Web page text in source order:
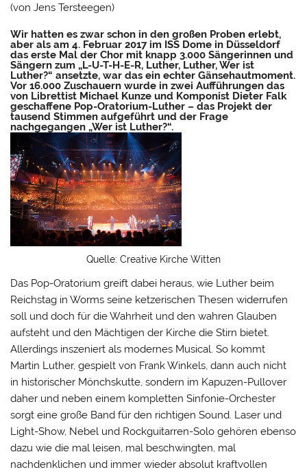
(von Jens Tersteegen)
Wir hatten es zwar schon in den großen Proben erlebt,
aber als am 4. Februar 2017 im ISS Dome in Düsseldorf
das erste Mal der Chor mit knapp 3.000 Sängerinnen und
Sängern zum „L-U-T-H-E-R, Luther, Luther, Wer ist
Luther?“ ansetzte, war das ein echter Gänsehautmoment.
Vor 16.000 Zuschauern wurde in zwei Aufführungen das
von Librettist Michael Kunze und Komponist Dieter Falk
geschaffene Pop-Oratorium-Luther – das Projekt der
tausend Stimmen aufgeführt und der Frage
nachgegangen „Wer ist Luther?“.
Quelle: Creative Kirche Witten
Das Pop-Oratorium greift dabei heraus, wie Luther beim
Reichstag in Worms seine ketzerischen Thesen widerrufen
soll und doch für die Wahrheit und den wahren Glauben
aufsteht und den Mächtigen der Kirche die Stirn bietet.
Allerdings inszeniert als modernes Musical. So kommt
Martin Luther, gespielt von Frank Winkels, dann auch nicht
in historischer Mönchskutte, sondern im Kapuzen-Pullover
daher und neben einem kompletten Sinfonie-Orchester
sorgt eine große Band für den richtigen Sound. Laser und
Light-Show, Nebel und Rockguitarren-Solo gehören ebenso
dazu wie die mal leisen, mal beschwingten, mal
nachdenklichen und immer wieder absolut kraftvollen